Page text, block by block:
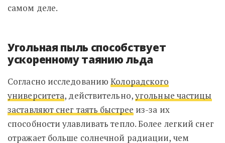
самом деле.
Угольная пыль способствует
ускоренному таянию льда
Согласно исследованиюКолорадского
университета, действительно,угольные частицы
заставляют снег таять быстрее из-за их
способности улавливать тепло. Более легкий снег
отражает больше солнечной радиации, чем